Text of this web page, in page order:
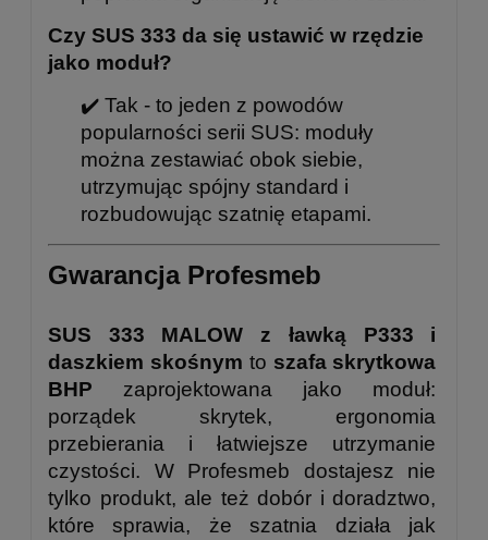
Czy SUS 333 da się ustawić w rzędzie
jako moduł?
✔️ Tak - to jeden z powodów
popularności serii SUS: moduły
można zestawiać obok siebie,
utrzymując spójny standard i
rozbudowując szatnię etapami.
Gwarancja Profesmeb
SUS 333 MALOW z ławką P333 i
daszkiem skośnym to szafa skrytkowa
BHP zaprojektowana jako moduł:
porządek skrytek, ergonomia
przebierania i łatwiejsze utrzymanie
czystości. W Profesmeb dostajesz nie
tylko produkt, ale też dobór i doradztwo,
które sprawia, że szatnia działa jak